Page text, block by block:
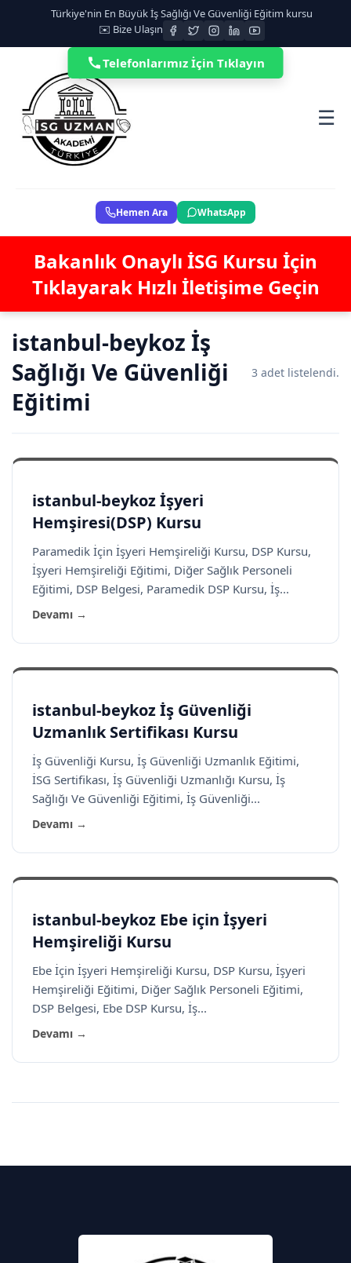
Türkiye'nin En Büyük İş Sağlığı Ve Güvenliği Eğitim kursu
✉️ Bize Ulaşın
☰
Hemen Ara WhatsApp
Bakanlık Onaylı İSG Kursu İçin
Tıklayarak Hızlı İletişime Geçin
istanbul-beykoz İş
Sağlığı Ve Güvenliği
Eğitimi
3 adet listelendi.
istanbul-beykoz İşyeri
Hemşiresi(DSP) Kursu
Paramedik İçin İşyeri Hemşireliği Kursu, DSP Kursu,
İşyeri Hemşireliği Eğitimi, Diğer Sağlık Personeli
Eğitimi, DSP Belgesi, Paramedik DSP Kursu, İş...
Devamı →
istanbul-beykoz İş Güvenliği
Uzmanlık Sertifikası Kursu
İş Güvenliği Kursu, İş Güvenliği Uzmanlık Eğitimi,
İSG Sertifikası, İş Güvenliği Uzmanlığı Kursu, İş
Sağlığı Ve Güvenliği Eğitimi, İş Güvenliği...
Devamı →
istanbul-beykoz Ebe için İşyeri
Hemşireliği Kursu
Ebe İçin İşyeri Hemşireliği Kursu, DSP Kursu, İşyeri
Hemşireliği Eğitimi, Diğer Sağlık Personeli Eğitimi,
DSP Belgesi, Ebe DSP Kursu, İş...
Devamı →
Telefonlarımız İçin Tıklayın